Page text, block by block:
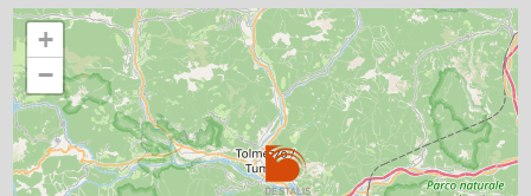
+
−